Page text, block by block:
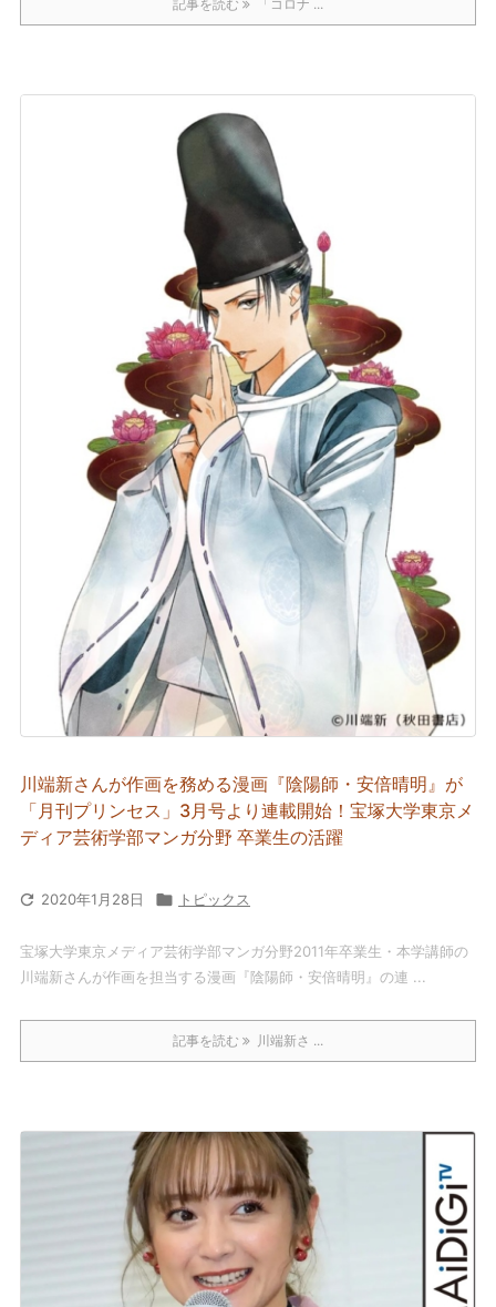
記事を読む 「コロナ ...
川端新さんが作画を務める漫画『陰陽師・安倍晴明』が
「月刊プリンセス」3月号より連載開始！宝塚大学東京メ
ディア芸術学部マンガ分野 卒業生の活躍
 2020年1月28日  トピックス
宝塚大学東京メディア芸術学部マンガ分野2011年卒業生・本学講師の
川端新さんが作画を担当する漫画『陰陽師・安倍晴明』の連 ...
記事を読む 川端新さ ...